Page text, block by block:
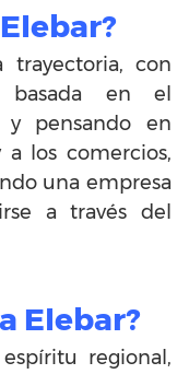
trayectoria, con
basada en el
y pensando en
los comercios,
una empresa
a través del
Elebar?
regional,